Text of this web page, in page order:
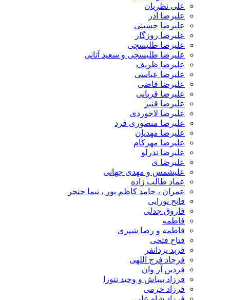
علی نظریان
علیرضا آذر
علیرضا حسینی
علیرضا روزگار
علیرضا طلیسچی
علیرضا طلیسچی و سعید آتانی
علیرضا ظریف
علیرضا عباسی
علیرضا قاضی
علیرضا قربانی
علیرضا قنبر
علیرضا لاجوردی
علیرضا منصوری فرد
علیرضا مهدیان
علیرضا مهرکام
علیرضا ندرلو
علیرضا ی
علیشمس و مهدی جهانی
عماد طالب زاده
عمران ، حامد کاظم پور ، نیما حنجر
فاتح نورایی
فاروق جدلی
فاطمه
فاطمه و رضا شیری
فتاح فتحی
فربد یزدانفر
فرجاد فرج اللهی
فردین آر وان
فرزاد بیباش و وحید تتورا
فرزاد خرمی